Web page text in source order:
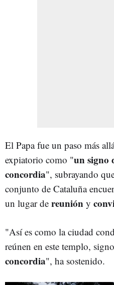
El Papa fue un paso más
expiatorio como "un signo
concordia", subrayando
conjunto de Cataluña
un lugar de reunión y
"Así es como la ciudad
reúnen en este templo,
concordia", ha sostenido.